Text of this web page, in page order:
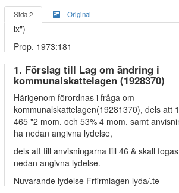
Sida 2 Original
lx")
Prop. 1973:181
1. Förslag till Lag om ändring i
kommunalskattelagen (1928370)
Härigenom förordnas i fråga om
kommunalskattelagen(19281370), dels att
465 "2 mom. och 53% 4 mom. samt
ha nedan angivna lydelse,
dels att till anvisningarna till 46 & skall
nedan angivna lydelse.
Nuvarande lydelse Frfirmlagen lyda/.te